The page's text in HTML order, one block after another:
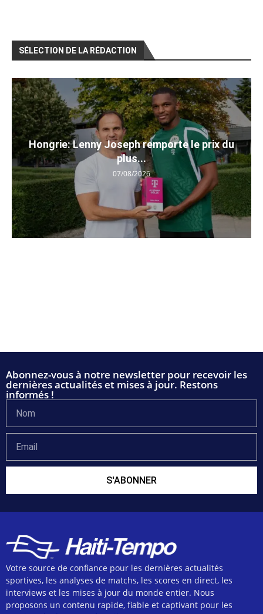
SÉLECTION DE LA RÉDACTION
Hongrie: Lenny Joseph remporte le prix du
plus...
07/08/2026
Abonnez-vous à notre newsletter pour recevoir les
dernières actualités et mises à jour. Restons
informés !
S'ABONNER
Votre source de confiance pour les dernières actualités
sportives, les analyses de matchs, les scores en direct, les
interviews et les mises à jour du monde entier. Nous
proposons un contenu rapide, fiable et captivant pour les